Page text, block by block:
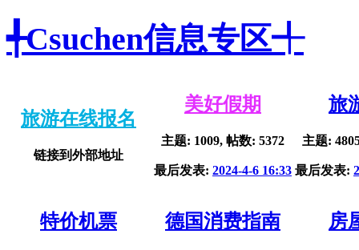
╃Csuchen信息专区╃
旅游在线报名
链接到外部地址
美好假期
主题: 1009, 帖数: 5372
最后发表: 2024-4-6 16:33
旅
主题:
最后发表:
特价机票 德国消费指南 房